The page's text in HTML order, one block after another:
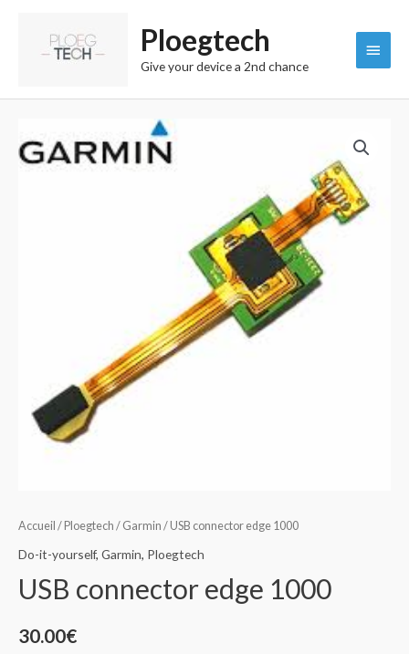
contenu
Ploegtech
Give your device a 2nd chance
Menu
Accueil / Ploegtech / Garmin / USB connector edge 1000
Do-it-yourself, Garmin, Ploegtech
USB connector edge 1000
30.00€
de